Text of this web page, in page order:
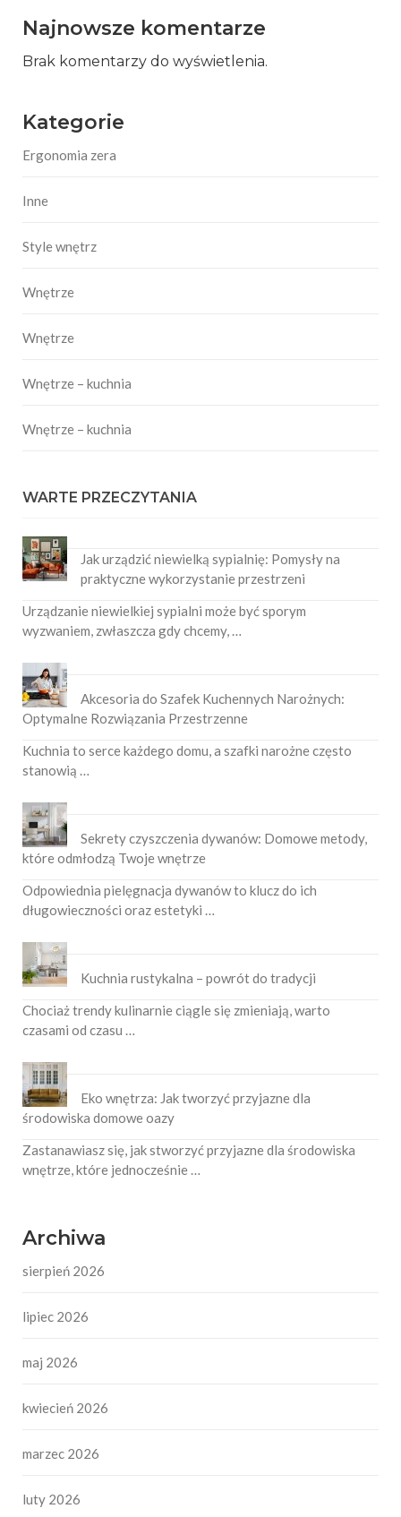
Najnowsze komentarze
Brak komentarzy do wyświetlenia.
Kategorie
Ergonomia zera
Inne
Style wnętrz
Wnętrze
Wnętrze
Wnętrze – kuchnia
Wnętrze – kuchnia
WARTE PRZECZYTANIA
Jak urządzić niewielką sypialnię: Pomysły na
praktyczne wykorzystanie przestrzeni
Urządzanie niewielkiej sypialni może być sporym
wyzwaniem, zwłaszcza gdy chcemy, …
Akcesoria do Szafek Kuchennych Narożnych:
Optymalne Rozwiązania Przestrzenne
Kuchnia to serce każdego domu, a szafki narożne często
stanowią …
Sekrety czyszczenia dywanów: Domowe metody,
które odmłodzą Twoje wnętrze
Odpowiednia pielęgnacja dywanów to klucz do ich
długowieczności oraz estetyki …
Kuchnia rustykalna – powrót do tradycji
Chociaż trendy kulinarnie ciągle się zmieniają, warto
czasami od czasu …
Eko wnętrza: Jak tworzyć przyjazne dla
środowiska domowe oazy
Zastanawiasz się, jak stworzyć przyjazne dla środowiska
wnętrze, które jednocześnie …
Archiwa
sierpień 2026
lipiec 2026
maj 2026
kwiecień 2026
marzec 2026
luty 2026